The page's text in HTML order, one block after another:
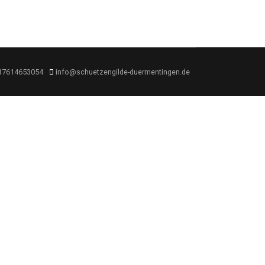
info@schuetzengilde-duermentingen.de